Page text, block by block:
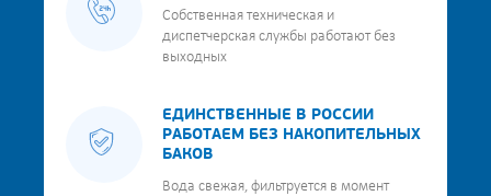
Собственная техническая и
диспетчерская службы работают без
выходных
ЕДИНСТВЕННЫЕ В РОССИИ
РАБОТАЕМ БЕЗ НАКОПИТЕЛЬНЫХ
БАКОВ
Вода свежая, фильтруется в момент